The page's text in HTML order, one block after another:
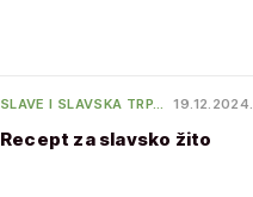
SLAVE I SLAVSKA TRP… 19.12.2024.
Recept za slavsko žito